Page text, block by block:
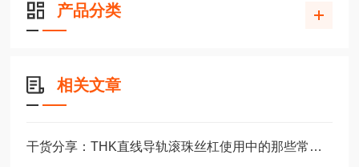
产品分类
相关文章
干货分享：THK直线导轨滚珠丝杠使用中的那些常见故障与解决技巧